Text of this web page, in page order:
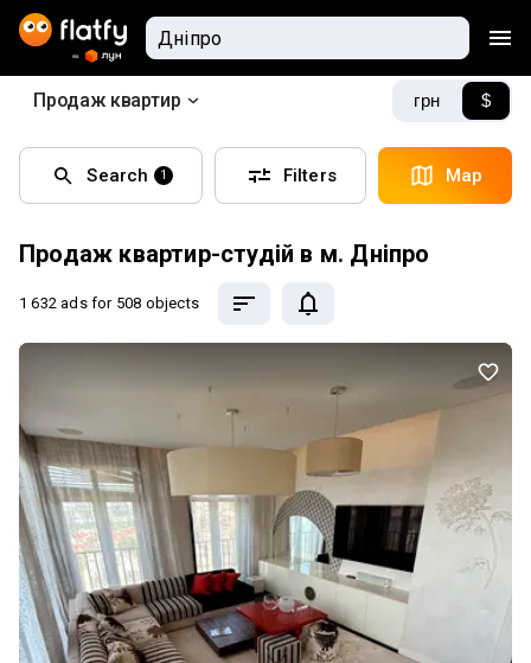
Продаж квартир грн $
Search 1 Filters Map
Продаж квартир-студій в м. Дніпро
1 632 ads for 508 objects